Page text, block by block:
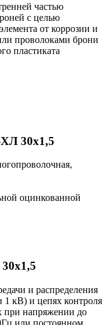
частью
с целью
от коррозии и
проволоками брони
пластиката
30х1,5
оцинкованной
и распределения
1 кВ) и цепях контроля
при напряжении до
или постоянном